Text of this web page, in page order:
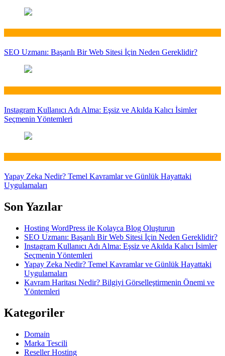
SEO Uzmanı: Başarılı Bir Web Sitesi İçin Neden Gereklidir?
Instagram Kullanıcı Adı Alma: Eşsiz ve Akılda Kalıcı İsimler
Seçmenin Yöntemleri
Yapay Zeka Nedir? Temel Kavramlar ve Günlük Hayattaki
Uygulamaları
Son Yazılar
Hosting WordPress ile Kolayca Blog Oluşturun
SEO Uzmanı: Başarılı Bir Web Sitesi İçin Neden Gereklidir?
Instagram Kullanıcı Adı Alma: Eşsiz ve Akılda Kalıcı İsimler
Seçmenin Yöntemleri
Yapay Zeka Nedir? Temel Kavramlar ve Günlük Hayattaki
Uygulamaları
Kavram Haritası Nedir? Bilgiyi Görselleştirmenin Önemi ve
Yöntemleri
Kategoriler
Domain
Marka Tescili
Reseller Hosting